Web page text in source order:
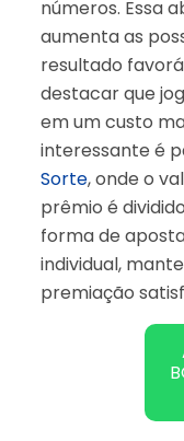
números. Essa
aumenta as
resultado
destacar que
em um custo
interessante é
Sorte, onde o
prêmio é
forma de
individual,
premiação